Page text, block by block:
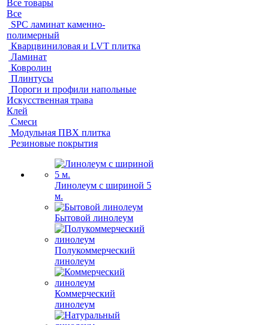
Все товары
Все
SPC ламинат каменно-
полимерный
Кварцвиниловая и LVT плитка
Ламинат
Ковролин
Плинтусы
Пороги и профили напольные
Искусственная трава
Клей
Смеси
Модульная ПВХ плитка
Резиновые покрытия
Линолеум с шириной 5
м.
Бытовой линолеум
Полукоммерческий
линолеум
Коммерческий
линолеум